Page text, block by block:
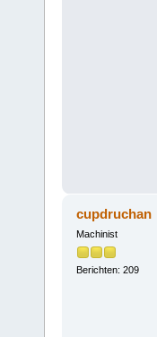
cupdruchan
Machinist
Berichten: 209